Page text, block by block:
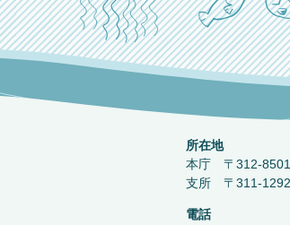
所在地
本庁 〒312-
支所 〒311-
電話